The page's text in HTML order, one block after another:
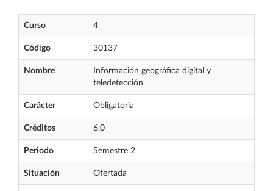
Curso 4
Código 30137
Nombre
Información geográfica digital y
teledetección
Carácter Obligatoria
Créditos 6,0
Periodo Semestre 2
Situación Ofertada